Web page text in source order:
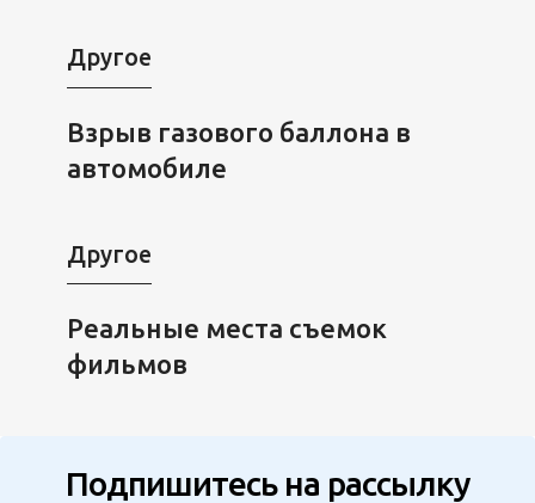
Другое
Взрыв газового баллона в
автомобиле
Другое
Реальные места съемок
фильмов
Подпишитесь на рассылку